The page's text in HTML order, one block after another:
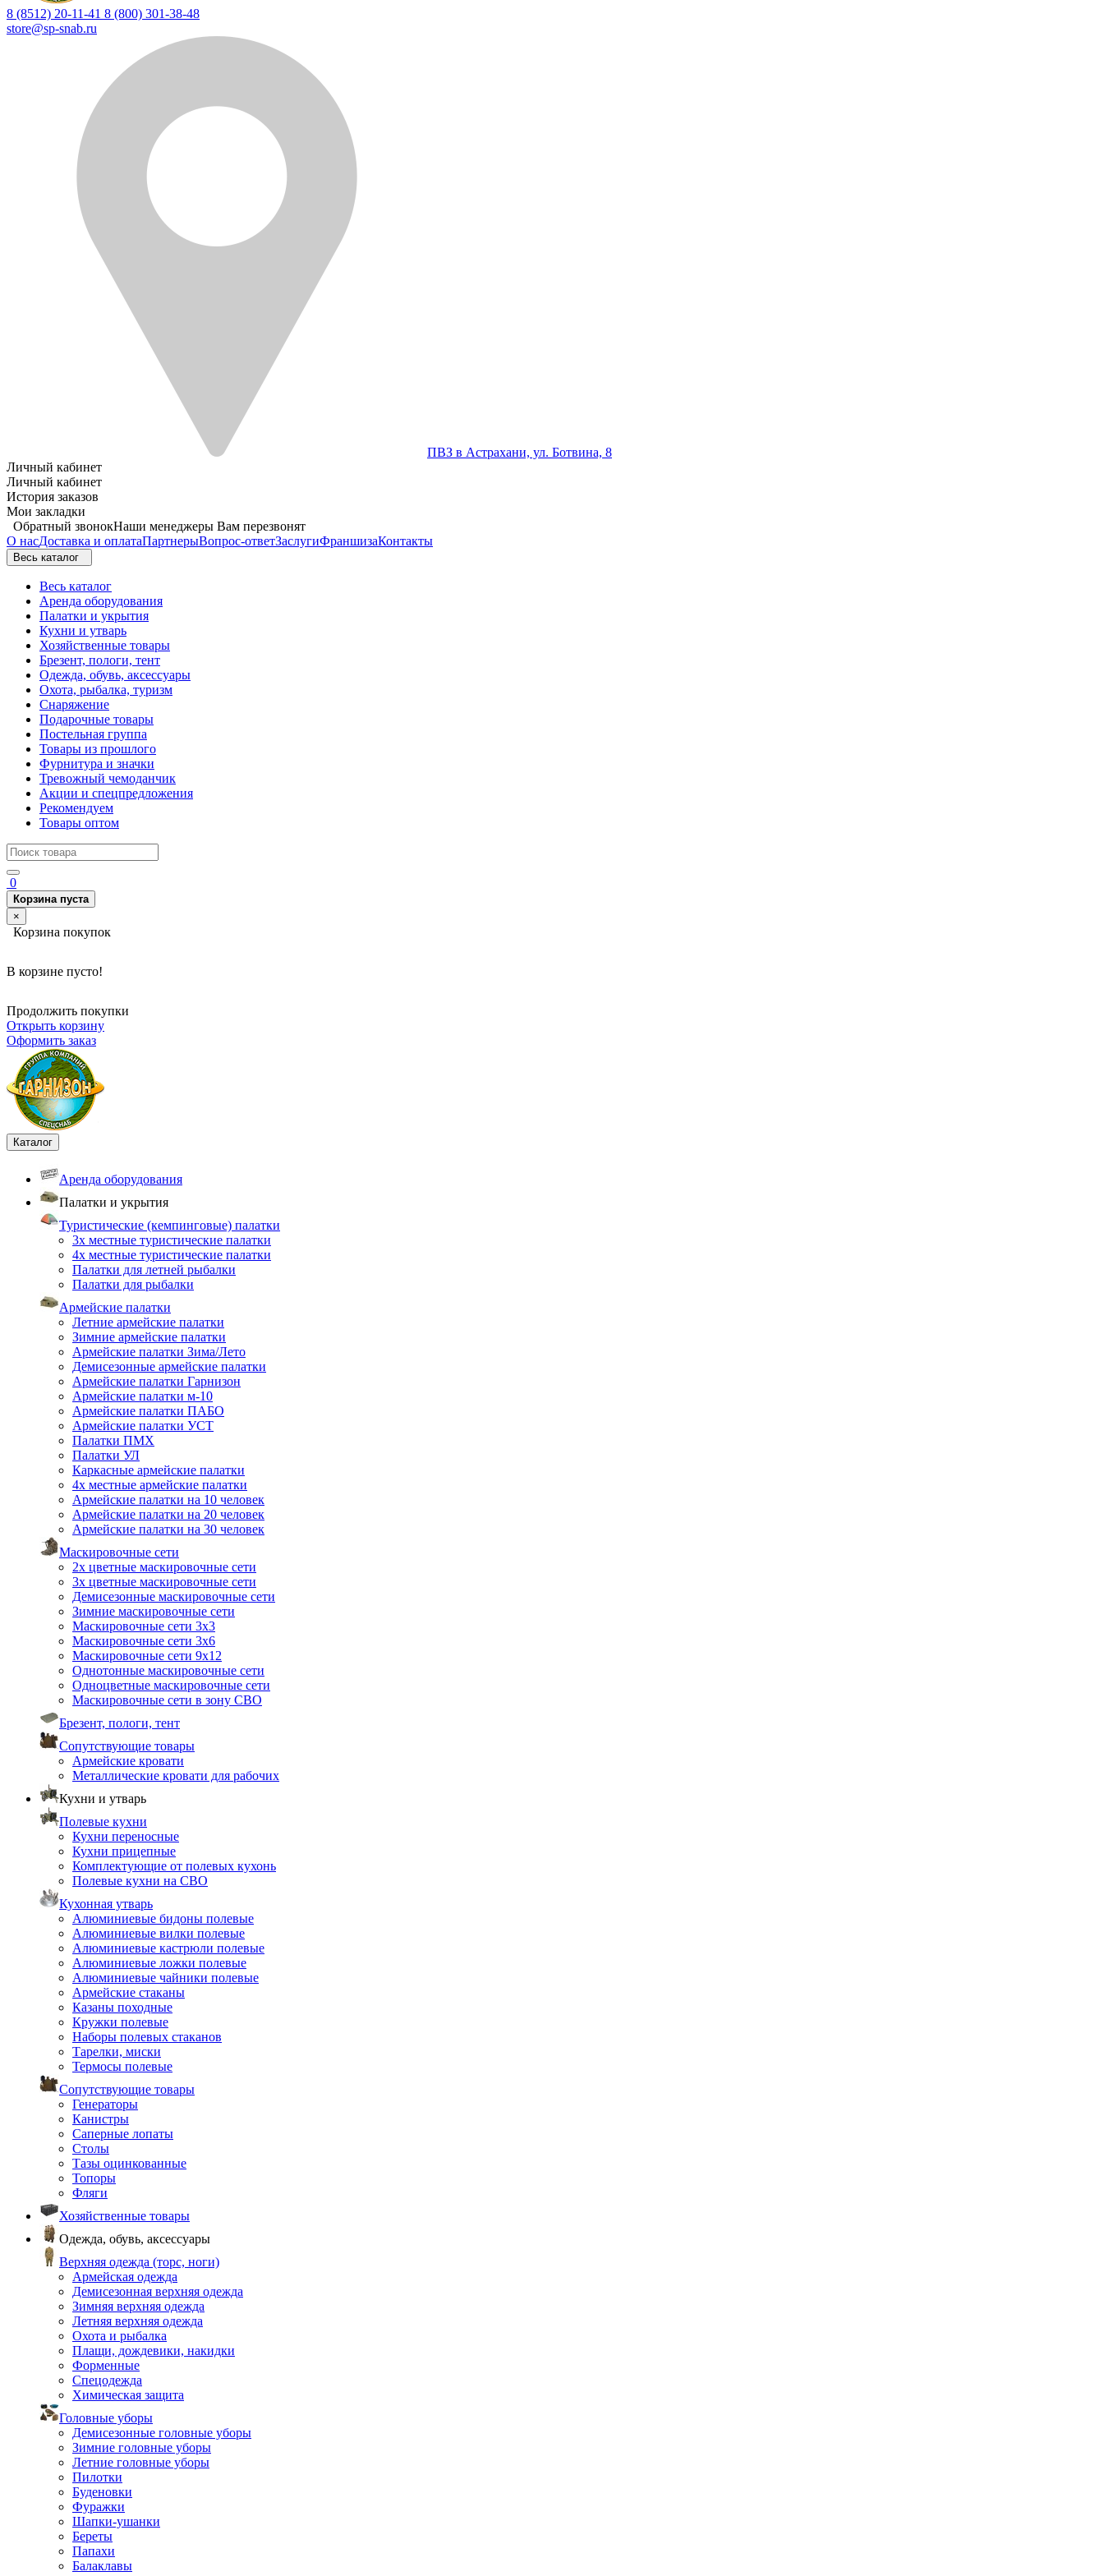
8 (8512) 20-11-41 8 (800) 301-38-48
store@sp-snab.ru
ПВЗ в Астрахани, ул. Ботвина, 8
Личный кабинет
Личный кабинет
История заказов
Мои закладки
Обратный звонокНаши менеджеры Вам перезвонят
О насДоставка и оплатаПартнерыВопрос-ответЗаслугиФраншизаКонтакты
Весь каталог
Весь каталог
Аренда оборудования
Палатки и укрытия
Кухни и утварь
Хозяйственные товары
Брезент, пологи, тент
Одежда, обувь, аксессуары
Охота, рыбалка, туризм
Снаряжение
Подарочные товары
Постельная группа
Товары из прошлого
Фурнитура и значки
Тревожный чемоданчик
Акции и спецпредложения
Рекомендуем
Товары оптом
0
Корзина пуста
×
Корзина покупок
В корзине пусто!
Продолжить покупки
Открыть корзину
Оформить заказ
Каталог
Аренда оборудования
Палатки и укрытия
Туристические (кемпинговые) палатки
3х местные туристические палатки
4х местные туристические палатки
Палатки для летней рыбалки
Палатки для рыбалки
Армейские палатки
Летние армейские палатки
Зимние армейские палатки
Армейские палатки Зима/Лето
Демисезонные армейские палатки
Армейские палатки Гарнизон
Армейские палатки м-10
Армейские палатки ПАБО
Армейские палатки УСТ
Палатки ПМХ
Палатки УЛ
Каркасные армейские палатки
4х местные армейские палатки
Армейские палатки на 10 человек
Армейские палатки на 20 человек
Армейские палатки на 30 человек
Маскировочные сети
2х цветные маскировочные сети
3х цветные маскировочные сети
Демисезонные маскировочные сети
Зимние маскировочные сети
Маскировочные сети 3х3
Маскировочные сети 3х6
Маскировочные сети 9х12
Однотонные маскировочные сети
Одноцветные маскировочные сети
Маскировочные сети в зону СВО
Брезент, пологи, тент
Сопутствующие товары
Армейские кровати
Металлические кровати для рабочих
Кухни и утварь
Полевые кухни
Кухни переносные
Кухни прицепные
Комплектующие от полевых кухонь
Полевые кухни на СВО
Кухонная утварь
Алюминиевые бидоны полевые
Алюминиевые вилки полевые
Алюминиевые кастрюли полевые
Алюминиевые ложки полевые
Алюминиевые чайники полевые
Армейские стаканы
Казаны походные
Кружки полевые
Наборы полевых стаканов
Тарелки, миски
Термосы полевые
Сопутствующие товары
Генераторы
Канистры
Саперные лопаты
Столы
Тазы оцинкованные
Топоры
Фляги
Хозяйственные товары
Одежда, обувь, аксессуары
Верхняя одежда (торс, ноги)
Армейская одежда
Демисезонная верхняя одежда
Зимняя верхняя одежда
Летняя верхняя одежда
Охота и рыбалка
Плащи, дождевики, накидки
Форменные
Спецодежда
Химическая защита
Головные уборы
Демисезонные головные уборы
Зимние головные уборы
Летние головные уборы
Пилотки
Буденовки
Фуражки
Шапки-ушанки
Береты
Папахи
Балаклавы